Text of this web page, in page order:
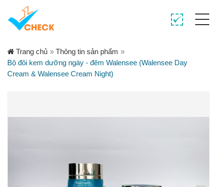
Trang chủ » Thông tin sản phẩm »
Bộ đôi kem dưỡng ngày - đêm Walensee (Walensee Day
Cream & Walensee Cream Night)